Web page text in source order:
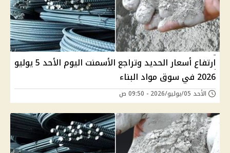
ارتفاع أسعار الحديد وتراجع الأسمنت اليوم الأحد 5 يوليو
2026 في سوق مواد البناء
الأحد 05/يوليو/2026 - 09:50 ص